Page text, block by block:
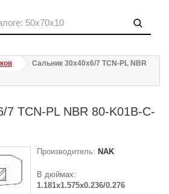
Сальник 30x40x6/7 TCN-PL NBR
7 TCN-PL NBR 80-K01B-C-
Производитель: NAK
В дюймах:
1.181x1.575x0.236/0.276